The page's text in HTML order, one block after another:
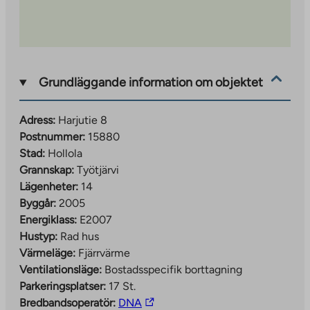
Grundläggande information om objektet
Adress: Harjutie 8
Postnummer: 15880
Stad: Hollola
Grannskap: Työtjärvi
Lägenheter: 14
Byggår: 2005
Energiklass: E2007
Hustyp: Rad hus
Värmeläge: Fjärrvärme
Ventilationsläge: Bostadsspecifik borttagning
Parkeringsplatser: 17 St.
Bredbandsoperatör: DNA The